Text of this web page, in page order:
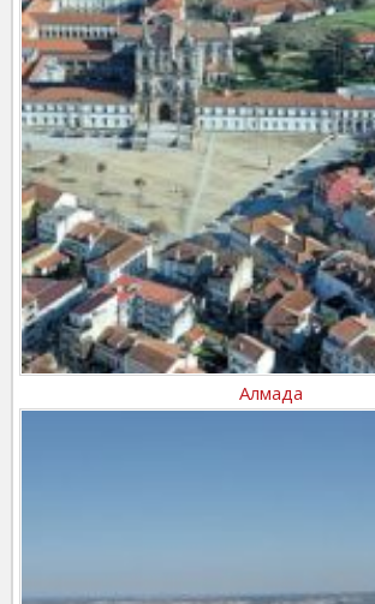
Алмада